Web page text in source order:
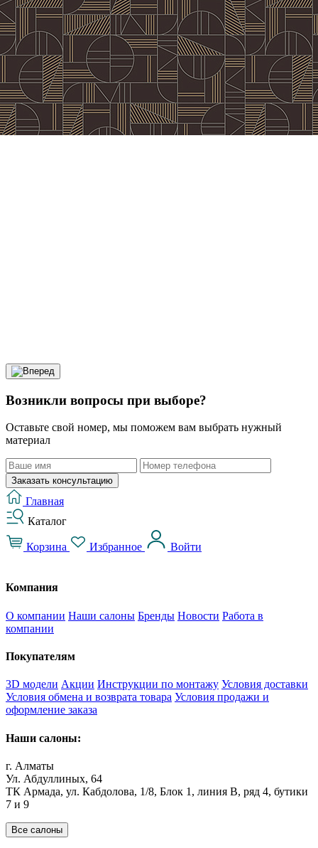
Возникли вопросы при выборе?
Оставьте свой номер, мы поможем вам выбрать нужный
материал
Заказать консультацию
Главная
Каталог
Корзина Избранное Войти
Компания
О компании Наши салоны Бренды Новости Работа в
компании
Покупателям
3D модели Акции Инструкции по монтажу Условия доставки
Условия обмена и возврата товара Условия продажи и
оформление заказа
Наши салоны:
г. Алматы
Ул. Абдуллиных, 64
ТК Армада, ул. Кабдолова, 1/8, Блок 1, линия В, ряд 4, бутики
7 и 9
Все салоны